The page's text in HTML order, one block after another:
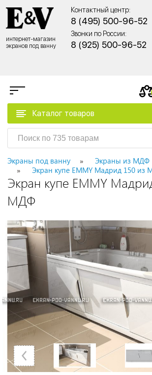
интернет-магазин
экранов под ванну
Контактный центр:
8 (495) 500-96-52
Звонки по России:
8 (925) 500-96-52
Каталог товаров
Экраны под ванну
Экраны из МДФ
Экран купе EMMY Мадрид 150 из
Экран купе EMMY
МДФ